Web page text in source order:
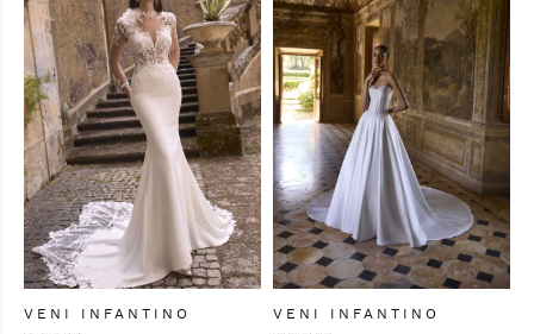
VENI INFANTINO VENI INFANTINO